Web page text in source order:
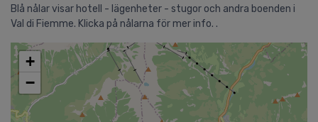
Blå nålar visar hotell - lägenheter - stugor och andra boenden i
Val di Fiemme. Klicka på nålarna för mer info. .
+
−